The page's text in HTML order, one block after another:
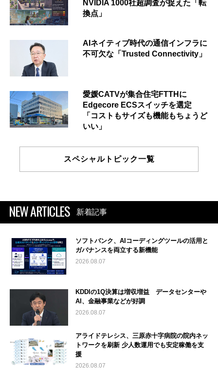
NVIDIA 1000社超調査が捉えた「転
換点」
AIネイティブ時代の通信インフラに
不可欠な「Trusted Connectivity」
愛媛CATVが集合住宅FTTHに
Edgecore ECSスイッチを選定
「コストもサイズも機能もちょうど
いい」
スペシャルトピック一覧
NEW ARTICLES 新着記事
ソフトバンク、AIコーディングツールの活用と
ガバナンスを両立する新機能
2026.08.07
KDDIの1Q決算は増収増益 データセンターや
AI、金融事業などが好調
2026.08.07
アライドテレシス、三原赤十字病院の院内ネッ
トワークを刷新 少人数運用でも安定稼働を支
援
2026.08.07